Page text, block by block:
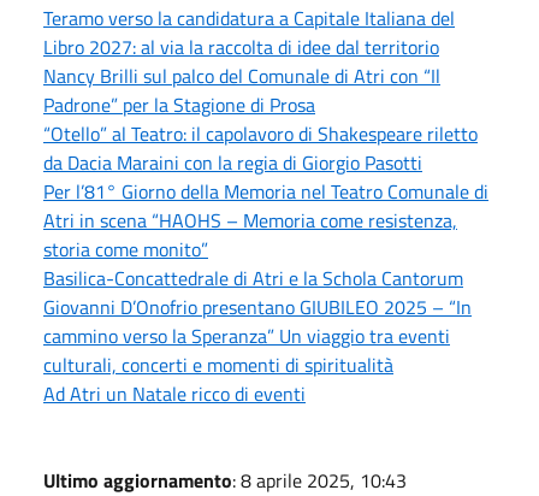
Teramo verso la candidatura a Capitale Italiana del
Libro 2027: al via la raccolta di idee dal territorio
Nancy Brilli sul palco del Comunale di Atri con “Il
Padrone” per la Stagione di Prosa
“Otello” al Teatro: il capolavoro di Shakespeare riletto
da Dacia Maraini con la regia di Giorgio Pasotti
Per l’81° Giorno della Memoria nel Teatro Comunale di
Atri in scena “HAOHS – Memoria come resistenza,
storia come monito”
Basilica-Concattedrale di Atri e la Schola Cantorum
Giovanni D’Onofrio presentano GIUBILEO 2025 – “In
cammino verso la Speranza” Un viaggio tra eventi
culturali, concerti e momenti di spiritualità
Ad Atri un Natale ricco di eventi
Ultimo aggiornamento: 8 aprile 2025, 10:43